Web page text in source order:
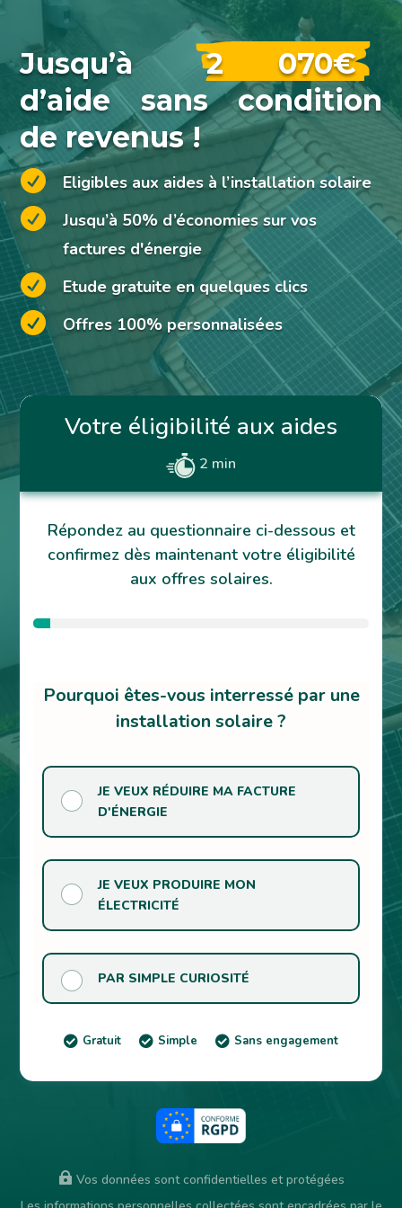
Jusqu’à
2 070€
d’aide sans condition
de revenus !
 Eligibles aux aides à l’installation solaire

Jusqu’à 50% d’économies sur vos
factures d'énergie
 Etude gratuite en quelques clics
 Offres 100% personnalisées
Votre éligibilité aux aides
2 min
Répondez au questionnaire ci-dessous et
confirmez dès maintenant votre éligibilité
aux offres solaires.
Pourquoi êtes-vous interressé par une
installation solaire ?
JE VEUX RÉDUIRE MA FACTURE
D'ÉNERGIE
JE VEUX PRODUIRE MON
ÉLECTRICITÉ
PAR SIMPLE CURIOSITÉ
PROPRIÉTAIRE
LOCATAIRE
FIOUL
MOINS DE 100€
ENTRE 100 ET 200€
MOINS DE 15M²
ENTRE 15 ET 30M²
 Gratuit  Simple  Sans engagement
 Vos données sont confidentielles et protégées